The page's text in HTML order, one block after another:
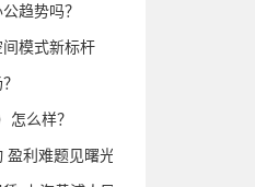
趋势吗？
模式新标杆
怎么样？
盈利难题见曙光